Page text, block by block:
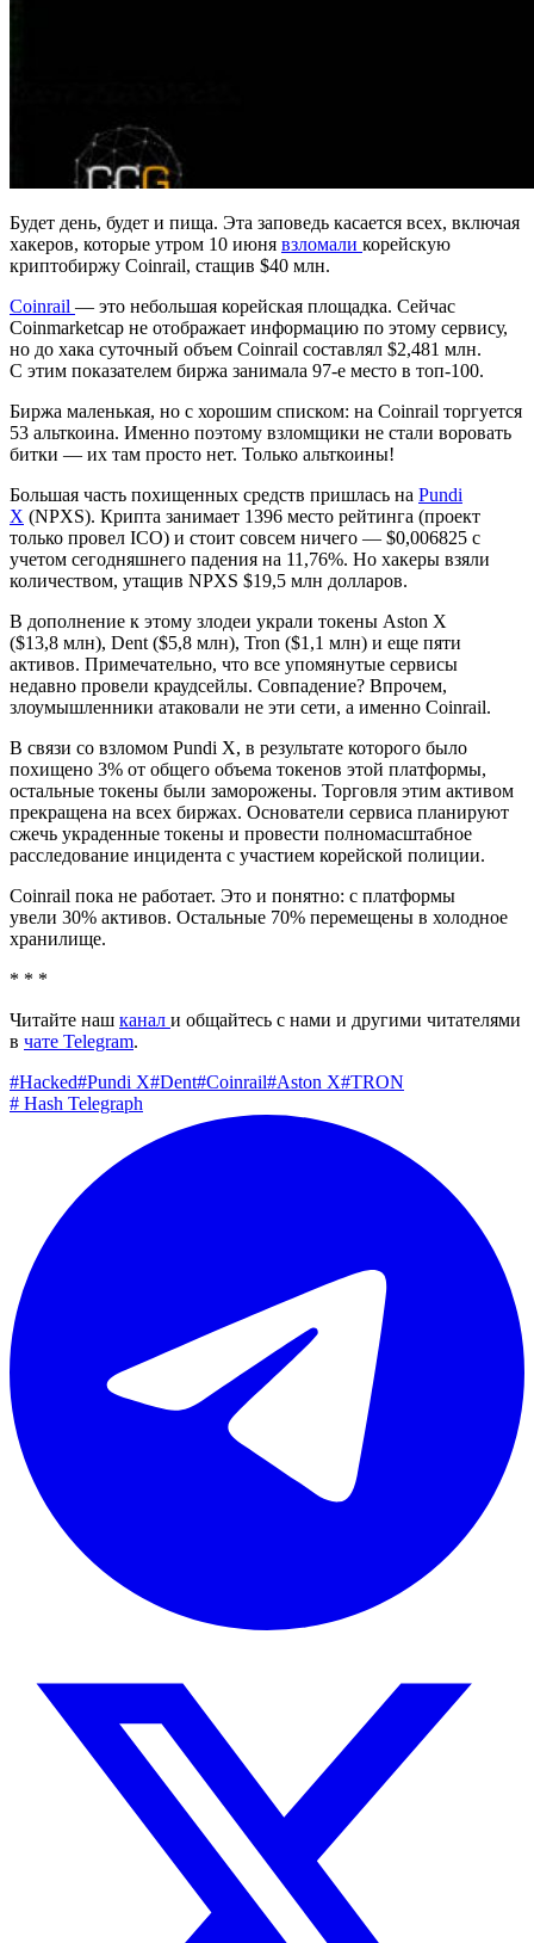
Будет день, будет и пища. Эта заповедь касается всех, включая
хакеров, которые утром 10 июня взломали корейскую
криптобиржу Coinrail, стащив $40 млн.
Coinrail — это небольшая корейская площадка. Сейчас
Сoinmarketcap не отображает информацию по этому сервису,
но до хака суточный объем Coinrail составлял $2,481 млн.
С этим показателем биржа занимала 97-е место в топ-100.
Биржа маленькая, но с хорошим списком: на Coinrail торгуется
53 альткоина. Именно поэтому взломщики не стали воровать
битки — их там просто нет. Только альткоины!
Большая часть похищенных средств пришлась на Pundi
X (NPXS). Крипта занимает 1396 место рейтинга (проект
только провел ICO) и стоит совсем ничего — $0,006825 с
учетом сегодняшнего падения на 11,76%. Но хакеры взяли
количеством, утащив NPXS $19,5 млн долларов.
В дополнение к этому злодеи украли токены Aston X
($13,8 млн), Dent ($5,8 млн), Tron ($1,1 млн) и еще пяти
активов. Примечательно, что все упомянутые сервисы
недавно провели краудсейлы. Совпадение? Впрочем,
злоумышленники атаковали не эти сети, а именно Coinrail.
В связи со взломом Pundi X, в результате которого было
похищено 3% от общего объема токенов этой платформы,
остальные токены были заморожены. Торговля этим активом
прекращена на всех биржах. Основатели сервиса планируют
сжечь украденные токены и провести полномасштабное
расследование инцидента с участием корейской полиции.
Coinrail пока не работает. Это и понятно: с платформы
увели 30% активов. Остальные 70% перемещены в холодное
хранилище.
* * *
Читайте наш канал и общайтесь с нами и другими читателями
в чате Telegram.
#Hacked#Pundi X#Dent#Coinrail#Aston X#TRON
# Hash Telegraph